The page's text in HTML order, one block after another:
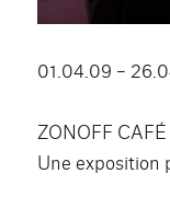
01.04.09 –
ZONOFF CAFÉ
Une exposition